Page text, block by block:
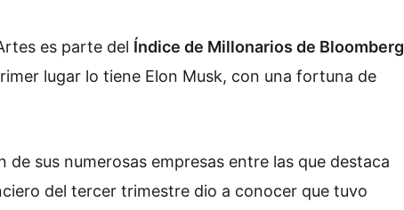
es parte del Índice de Millonarios de Bloomberg
lugar lo tiene Elon Musk, con una fortuna de
de sus numerosas empresas entre las que destaca
del tercer trimestre dio a conocer que tuvo